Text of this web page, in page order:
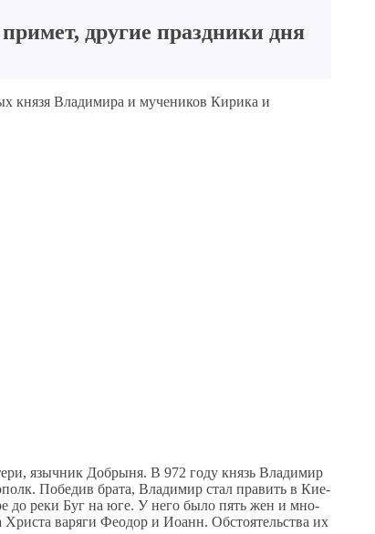
другие праздники дня
князя Владимира и мучеников Кирика и
языч­ник Доб­ры­ня. В 972 го­ду князь Вла­ди­мир
По­бе­див бра­та, Вла­ди­мир стал пра­вить в Ки­е­
до ре­ки Буг на юге. У него бы­ло пять жен и мно­
ва­ря­ги Фе­о­дор и Иоанн. Об­сто­я­тель­ства их